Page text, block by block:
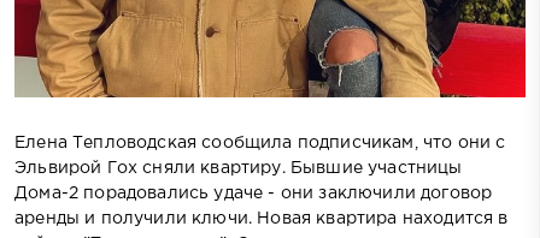
Елена Тепловодская сообщила подписчикам, что они с
Эльвирой Гох сняли квартиру. Бывшие участницы
Дома-2 порадовались удаче - они заключили договор
аренды и получили ключи. Новая квартира находится в